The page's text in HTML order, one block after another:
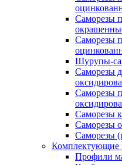
Саморезы
Саморезы
Шурупы-
Саморезы
Саморезы
Саморезы
Саморезы
Саморезы
Комплектующие
Профили